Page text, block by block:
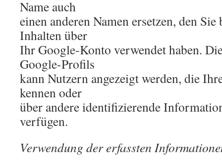
Name auch
einen anderen Namen ersetzen, den
Inhalten über
Ihr Google-Konto verwendet haben.
Google-Profils
kann Nutzern angezeigt werden, die
kennen oder
über andere identifizierende
verfügen.
Verwendung der erfassten